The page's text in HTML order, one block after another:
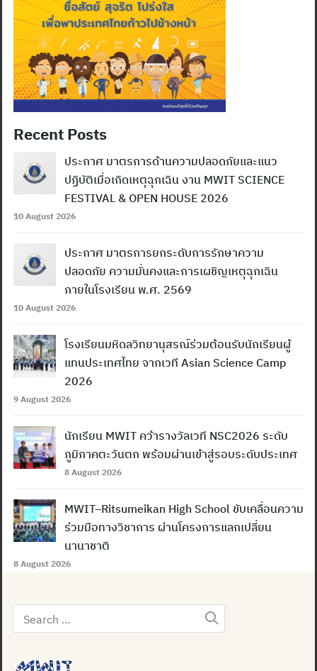
Recent Posts
ประกาศ มาตรการด้านความปลอดภัยและแนว
ปฏิบัติเมื่อเกิดเหตุฉุกเฉิน งาน MWIT SCIENCE
FESTIVAL & OPEN HOUSE 2026
10 August 2026
ประกาศ มาตรการยกระดับการรักษาความ
ปลอดภัย ความมั่นคงและการเผชิญเหตุฉุกเฉิน
ภายในโรงเรียน พ.ศ. 2569
10 August 2026
โรงเรียนมหิดลวิทยานุสรณ์ร่วมต้อนรับนักเรียนผู้
แทนประเทศไทย จากเวที Asian Science Camp
2026
9 August 2026
นักเรียน MWIT คว้ารางวัลเวที NSC2026 ระดับ
ภูมิภาคตะวันตก พร้อมผ่านเข้าสู่รอบระดับประเทศ
8 August 2026
MWIT–Ritsumeikan High School ขับเคลื่อนความ
ร่วมมือทางวิชาการ ผ่านโครงการแลกเปลี่ยน
นานาชาติ
8 August 2026
Search
for: